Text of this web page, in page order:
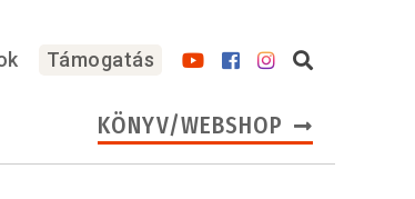
Támogatás
KÖNYV/WEBSHOP